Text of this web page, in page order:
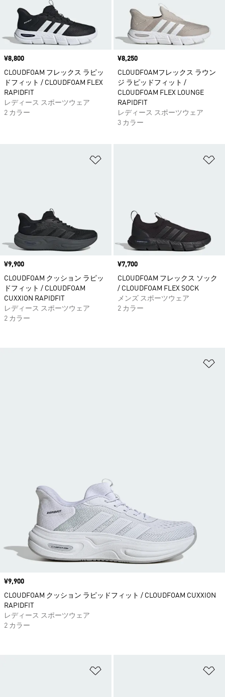
価格
¥8,800
CLOUDFOAM フレックス ラピッ
ドフィット / CLOUDFOAM FLEX
RAPIDFIT
レディース スポーツウェア
2 カラー
価格
¥8,250
CLOUDFOAMフレックス ラウン
ジ ラピッドフィット /
CLOUDFOAM FLEX LOUNGE
RAPIDFIT
レディース スポーツウェア
3 カラー
価格
¥9,900
CLOUDFOAM クッション ラピッ
ドフィット / CLOUDFOAM
CUXXION RAPIDFIT
レディース スポーツウェア
2 カラー
価格
¥7,700
CLOUDFOAM フレックス ソック
/ CLOUDFOAM FLEX SOCK
メンズ スポーツウェア
2 カラー
価格
¥9,900
CLOUDFOAM クッション ラピッドフィット / CLOUDFOAM CUXXION
RAPIDFIT
レディース スポーツウェア
2 カラー